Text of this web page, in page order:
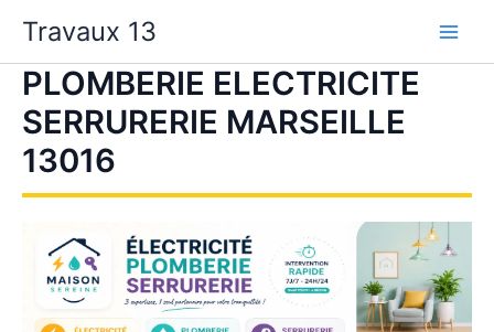
contenu
Travaux 13
PLOMBERIE ELECTRICITE
SERRURERIE MARSEILLE
13016